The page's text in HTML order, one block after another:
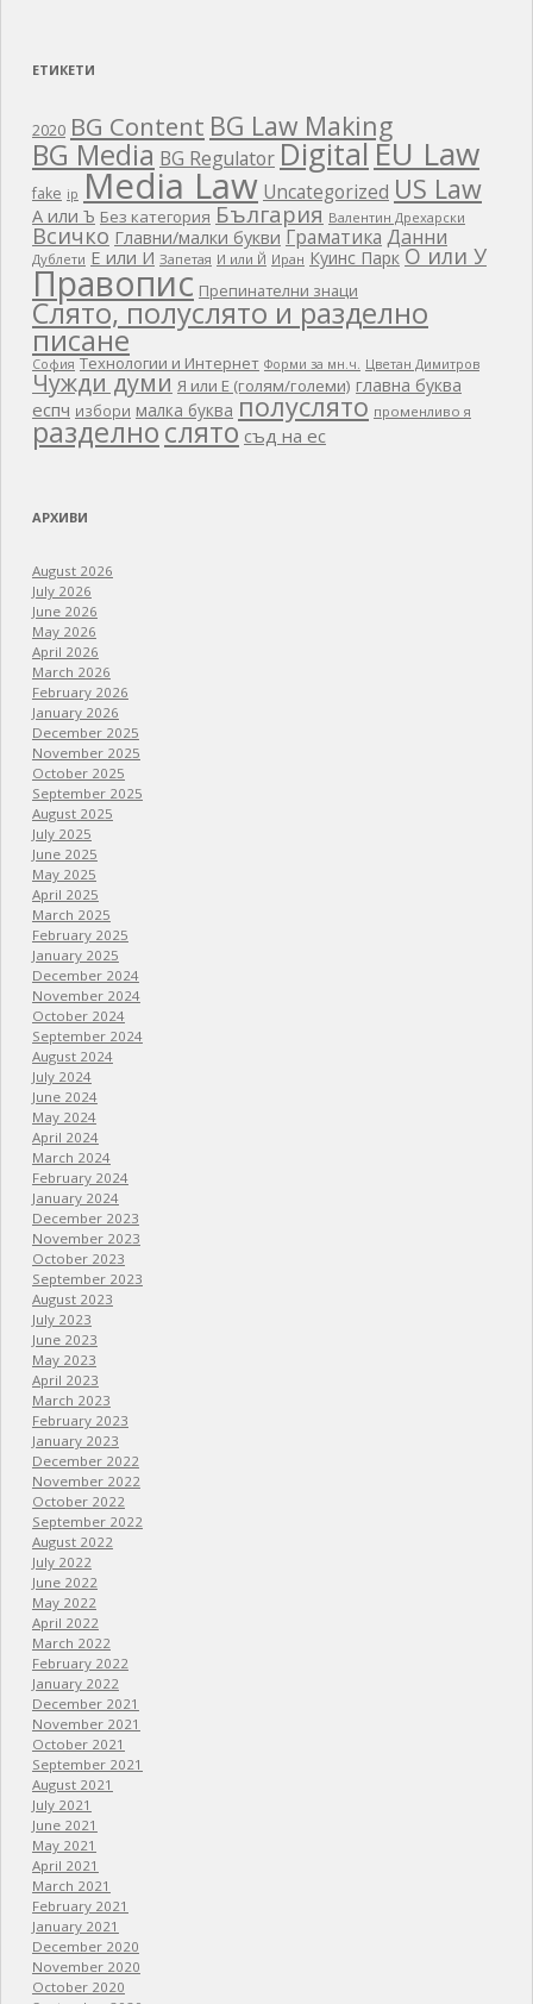
ЕТИКЕТИ
2020 BG Content BG Law Making
BG Media BG RegulatorDigitalEU Law
fake ip Media Law Uncategorized US Law
А или Ъ Без категория България Валентин Дрехарски
Всичко Главни/малки букви Граматика Данни
Дублети Е или И Запетая И или Й Иран Куинс Парк О или У
Правопис Препинателни знаци
Слято, полуслято и разделно
писане
София Технологии и Интернет Форми за мн.ч. Цветан Димитров
Чужди думи Я или Е (голям/големи) главна буква
еспч избори малка буква полуслято променливо я
разделнослято съд на ес
АРХИВИ
August 2026
July 2026
June 2026
May 2026
April 2026
March 2026
February 2026
January 2026
December 2025
November 2025
October 2025
September 2025
August 2025
July 2025
June 2025
May 2025
April 2025
March 2025
February 2025
January 2025
December 2024
November 2024
October 2024
September 2024
August 2024
July 2024
June 2024
May 2024
April 2024
March 2024
February 2024
January 2024
December 2023
November 2023
October 2023
September 2023
August 2023
July 2023
June 2023
May 2023
April 2023
March 2023
February 2023
January 2023
December 2022
November 2022
October 2022
September 2022
August 2022
July 2022
June 2022
May 2022
April 2022
March 2022
February 2022
January 2022
December 2021
November 2021
October 2021
September 2021
August 2021
July 2021
June 2021
May 2021
April 2021
March 2021
February 2021
January 2021
December 2020
November 2020
October 2020